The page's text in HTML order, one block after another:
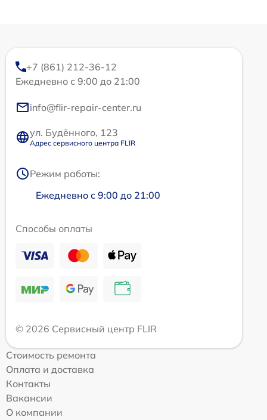
+7 (861) 212-36-12
Ежедневно с 9:00 до 21:00
info@flir-repair-center.ru
ул. Будённого, 123
Адрес сервисного центра FLIR
Режим работы:
Ежедневно с 9:00 до 21:00
Способы оплаты
© 2026 Сервисный центр FLIR
Стоимость ремонта
Оплата и доставка
Контакты
Вакансии
О компании